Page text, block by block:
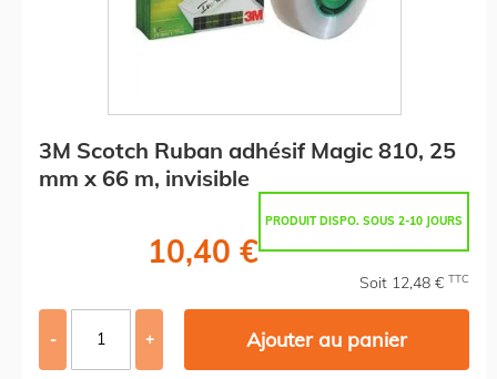
3M Scotch Ruban adhésif Magic 810, 25
mm x 66 m, invisible
PRODUIT DISPO. SOUS 2-10 JOURS
10,40 €
Soit 12,48 € TTC
- + Ajouter au panier